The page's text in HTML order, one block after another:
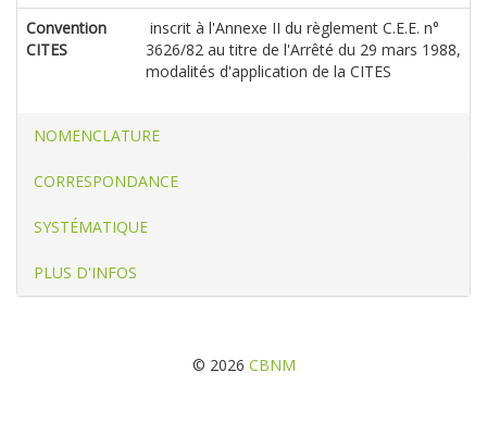
Convention
CITES
inscrit à l'Annexe II du règlement C.E.E. n°
3626/82 au titre de l'Arrêté du 29 mars 1988,
modalités d'application de la CITES
NOMENCLATURE
CORRESPONDANCE
SYSTÉMATIQUE
PLUS D'INFOS
© 2026 CBNM